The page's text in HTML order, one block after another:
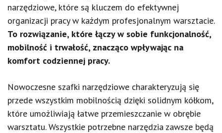
narzędziowe, które są kluczem do efektywnej
organizacji pracy w każdym profesjonalnym warsztacie.
To rozwiązanie, które łączy w sobie funkcjonalność,
mobilność i trwałość, znacząco wpływając na
komfort codziennej pracy.
Nowoczesne szafki narzędziowe charakteryzują się
przede wszystkim mobilnością dzięki solidnym kółkom,
które umożliwiają łatwe przemieszczanie w obrębie
warsztatu. Wszystkie potrzebne narzędzia zawsze będą